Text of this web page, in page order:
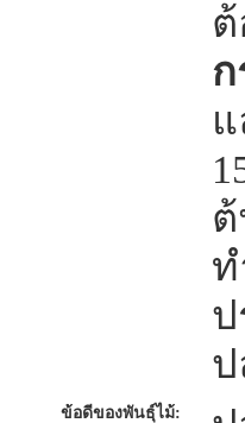
ข้อดีของพันธุ์ไม้: